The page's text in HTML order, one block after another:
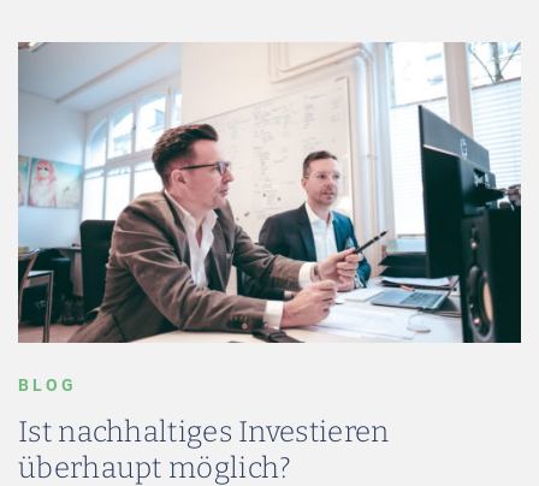
BLOG
Ist nachhaltiges Investieren
überhaupt möglich?